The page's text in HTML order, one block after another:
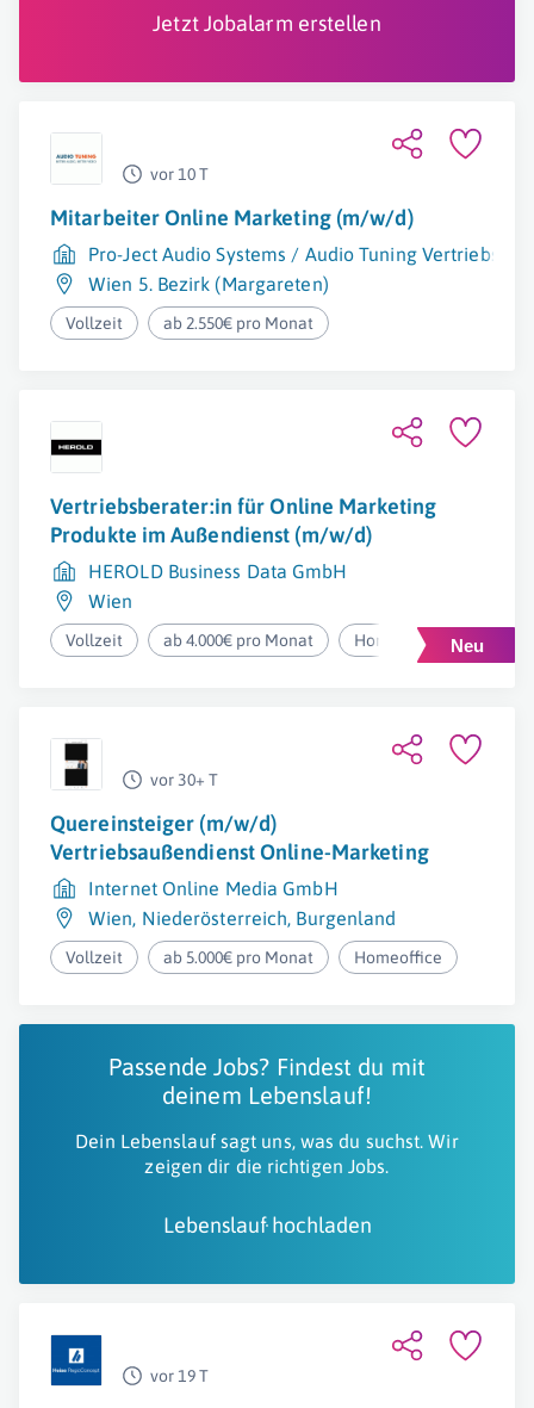
Jetzt Jobalarm erstellen
vor 10 T
Mitarbeiter Online Marketing (m/w/d)
Pro-Ject Audio Systems / Audio Tuning Vertriebs
Wien 5. Bezirk (Margareten)
Vollzeit ab 2.550€ pro Monat
Vertriebsberater:in für Online Marketing
Produkte im Außendienst (m/w/d)
HEROLD Business Data GmbH
Wien
Vollzeit ab 4.000€ pro Monat Homeoffice
vor 30+ T
Quereinsteiger (m/w/d)
Vertriebsaußendienst Online-Marketing
Internet Online Media GmbH
Wien, Niederösterreich, Burgenland
Vollzeit ab 5.000€ pro Monat Homeoffice
Passende Jobs? Findest du mit
deinem Lebenslauf!
Dein Lebenslauf sagt uns, was du suchst. Wir
zeigen dir die richtigen Jobs.
Lebenslauf hochladen
vor 19 T